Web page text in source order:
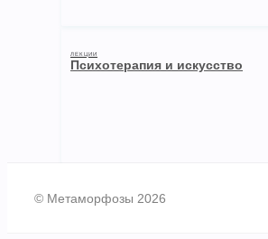
ЛЕКЦИИ
Психотерапия и искусство
© Метаморфозы 2026